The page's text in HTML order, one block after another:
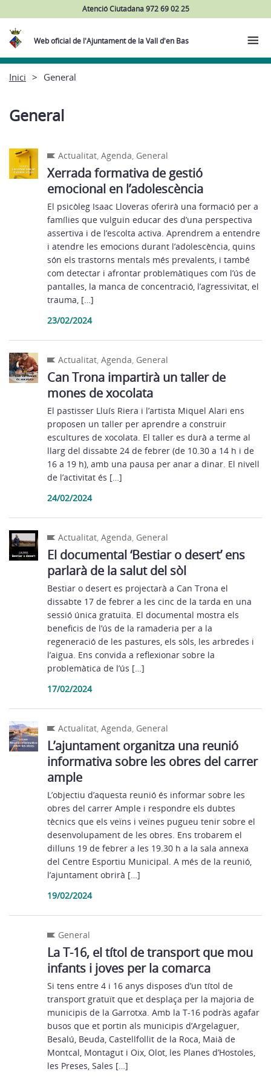
Atenció Ciutadana 972 69 02 25
Web oficial de l'Ajuntament de la Vall d'en Bas
Inici General
General
Actualitat,Agenda, General
Xerrada formativa de gestió
emocional en l’adolescència
El psicòleg Isaac Lloveras oferirà una formació per a
famílies que vulguin educar des d’una perspectiva
assertiva i de l’escolta activa. Aprendrem a entendre
i atendre les emocions durant l’adolescència, quins
són els trastorns mentals més prevalents, i també
com detectar i afrontar problemàtiques com l’ús de
pantalles, la manca de concentració, l’agressivitat, el
trauma, […]
23/02/2024
Actualitat,Agenda, General
Can Trona impartirà un taller de
mones de xocolata
El pastisser Lluís Riera i l’artista Miquel Alari ens
proposen un taller per aprendre a construir
escultures de xocolata. El taller es durà a terme al
llarg del dissabte 24 de febrer (de 10.30 a 14 h i de
16 a 19 h), amb una pausa per anar a dinar. El nivell
de l’activitat és […]
24/02/2024
Actualitat,Agenda, General
El documental ‘Bestiar o desert’ ens
parlarà de la salut del sòl
Bestiar o desert es projectarà a Can Trona el
dissabte 17 de febrer a les cinc de la tarda en una
sessió única gratuïta. El documental mostra els
beneficis de l’ús de la ramaderia per a la
regeneració de les pastures, els sòls, les arbredes i
l’aigua. Ens convida a reflexionar sobre la
problemàtica de l’ús […]
17/02/2024
Actualitat,Agenda, General
L’ajuntament organitza una reunió
informativa sobre les obres del carrer
ample
L’objectiu d’aquesta reunió és informar sobre les
obres del carrer Ample i respondre els dubtes
tècnics que els veïns i veïnes pugueu tenir sobre el
desenvolupament de les obres. Ens trobarem el
dilluns 19 de febrer a les 19.30 h a la sala annexa
del Centre Esportiu Municipal. A més de la reunió,
l’ajuntament obrirà […]
19/02/2024
General
La T-16, el títol de transport que mou
infants i joves per la comarca
Si tens entre 4 i 16 anys disposes d’un títol de
transport gratuït que et desplaça per la majoria de
municipis de la Garrotxa. Amb la T-16 podràs agafar
busos que et portin als municipis d’Argelaguer,
Besalú, Beuda, Castellfollit de la Roca, Maià de
Montcal, Montagut i Oix, Olot, les Planes d’Hostoles,
les Preses, Sales […]